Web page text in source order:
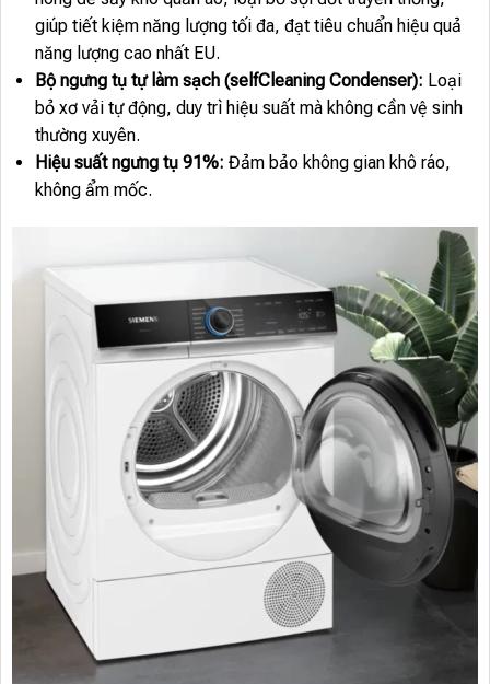
giúp tiết kiệm năng lượng tối đa, đạt tiêu chuẩn hiệu quả
năng lượng cao nhất EU.
Bộ ngưng tụ tự làm sạch (selfCleaning Condenser): Loại
bỏ xơ vải tự động, duy trì hiệu suất mà không cần vệ sinh
thường xuyên.
Hiệu suất ngưng tụ 91%: Đảm bảo không gian khô ráo,
không ẩm mốc.